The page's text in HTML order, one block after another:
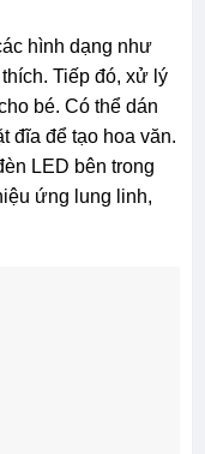
hình dạng như
Tiếp đó, xử lý
bé. Có thể dán
đĩa để tạo hoa văn.
LED bên trong
ứng lung linh,